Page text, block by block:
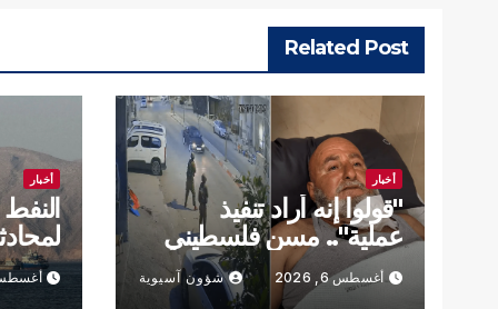
Related Post
أخبار
"قولوا إنه أراد تنفيذ
عملية".. مسن فلسطيني
يروي تفاصيل محاولة
إعدامه
أغسطس 6, 2026 شؤون آسيوية
أخبار
أغسطس 6,